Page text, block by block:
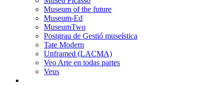
Museum of the future
Museum-Ed
MuseumTwo
Postgrau de Gestió museística
Tate Modern
Unframed (LACMA)
Veo Arte en todas partes
Veus